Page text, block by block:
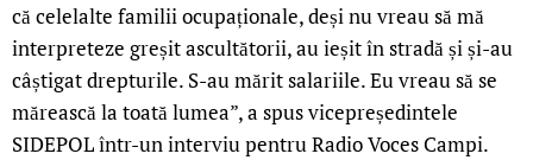
că celelalte familii ocupaționale, deși nu vreau să mă
interpreteze greșit ascultătorii, au ieșit în stradă și și-au
câștigat drepturile. S-au mărit salariile. Eu vreau să se
mărească la toată lumea”, a spus vicepreședintele
SIDEPOL într-un interviu pentru Radio Voces Campi.